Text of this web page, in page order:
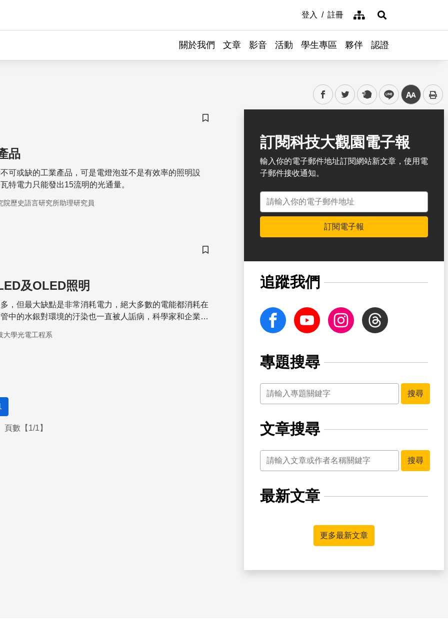
登入 註冊 網站導覽展開搜尋
關於我們 文章 影音 活動 學生專區 夥伴 認證
facebooktwitter plurk line 中
儲存書籤
品
可或缺的工業產品，可是電燈泡並不是有效率的照明設
特電力只能發出15流明的光通量。
院歷史語言研究所助理研究員
儲存書籤
及OLED照明
，但最大缺點是非常消耗電力，絕大多數的電能都消耗在
中的水銀對環境的汙染也一直被人詬病，科學家和企業界
大學光電工程系
數【1/1】
訂閱科技大觀園電子報
輸入你的電子郵件地址訂閱網站新文章，使用電
子郵件接收通知。
電子郵件地址
訂閱電子報
追蹤我們
facebook Youtube InstagramThreads
專題搜尋
關鍵字
搜尋
文章搜尋
關鍵字
搜尋
最新文章
更多最新文章